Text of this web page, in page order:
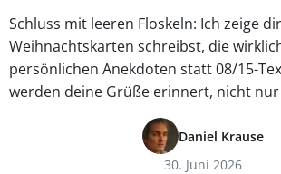
Schluss mit leeren Floskeln: Ich zeige
Weihnachtskarten schreibst, die
persönlichen Anekdoten statt 08/15-
werden deine Grüße erinnert, nicht nur
Daniel Krause
30. Juni 2026